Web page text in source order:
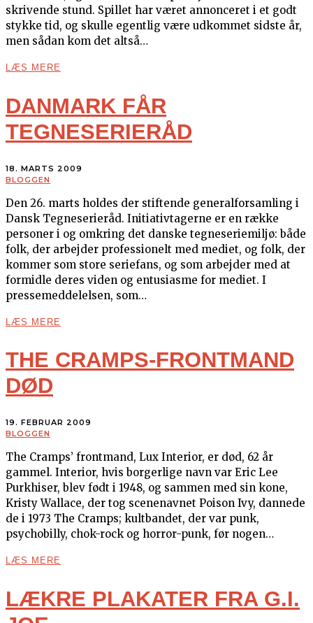
skrivende stund. Spillet har været annonceret i et godt
stykke tid, og skulle egentlig være udkommet sidste år,
men sådan kom det altså…
LÆS MERE
DANMARK FÅR
TEGNESERIERÅD
18. MARTS 2009
BLOGGEN
Den 26. marts holdes der stiftende generalforsamling i
Dansk Tegneserieråd. Initiativtagerne er en række
personer i og omkring det danske tegneseriemiljø: både
folk, der arbejder professionelt med mediet, og folk, der
kommer som store seriefans, og som arbejder med at
formidle deres viden og entusiasme for mediet. I
pressemeddelelsen, som…
LÆS MERE
THE CRAMPS-FRONTMAND
DØD
19. FEBRUAR 2009
BLOGGEN
The Cramps’ frontmand, Lux Interior, er død, 62 år
gammel. Interior, hvis borgerlige navn var Eric Lee
Purkhiser, blev født i 1948, og sammen med sin kone,
Kristy Wallace, der tog scenenavnet Poison Ivy, dannede
de i 1973 The Cramps; kultbandet, der var punk,
psychobilly, chok-rock og horror-punk, før nogen…
LÆS MERE
LÆKRE PLAKATER FRA G.I.